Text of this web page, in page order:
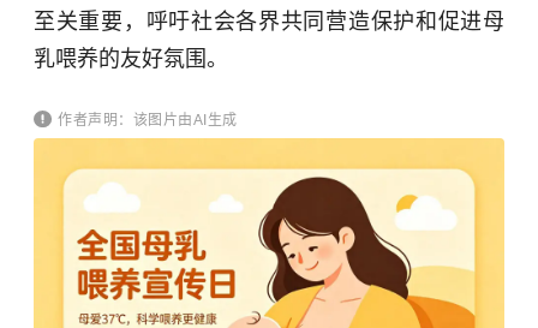
至关重要，呼吁社会各界共同营造保护和促进母
乳喂养的友好氛围。
作者声明：该图片由AI生成